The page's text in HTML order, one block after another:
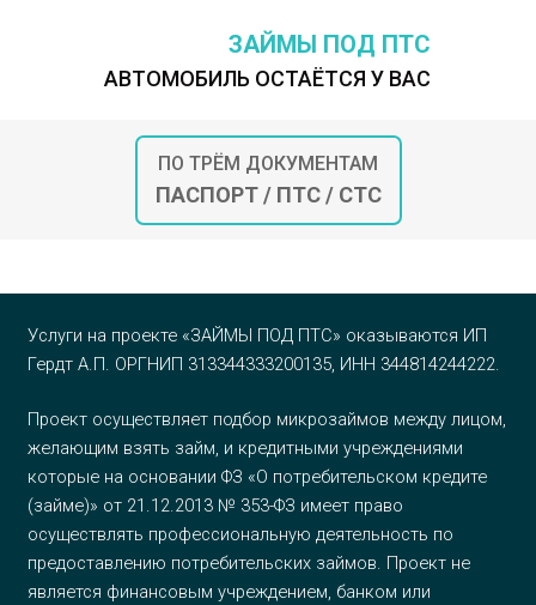
ЗАЙМЫ ПОД ПТС
АВТОМОБИЛЬ ОСТАЁТСЯ У ВАС
ПО ТРЁМ ДОКУМЕНТАМ
ПАСПОРТ / ПТС / СТС
Услуги на проекте «ЗАЙМЫ ПОД ПТС» оказываются ИП
Гердт А.П. ОРГНИП 313344333200135, ИНН 344814244222.
Проект осуществляет подбор микрозаймов между лицом,
желающим взять займ, и кредитными учреждениями
которые на основании ФЗ «О потребительском кредите
(займе)» от 21.12.2013 № 353-ФЗ имеет право
осуществлять профессиональную деятельность по
предоставлению потребительских займов. Проект не
является финансовым учреждением, банком или